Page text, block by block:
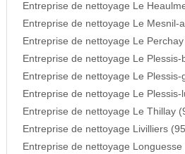
Entreprise de nettoyage Le
Entreprise de nettoyage Le Mesnil-
Entreprise de nettoyage Le
Entreprise de nettoyage Le
Entreprise de nettoyage Le Plessis-
Entreprise de nettoyage Le
Entreprise de nettoyage Le Thillay
Entreprise de nettoyage Livilliers
Entreprise de nettoyage Longuesse